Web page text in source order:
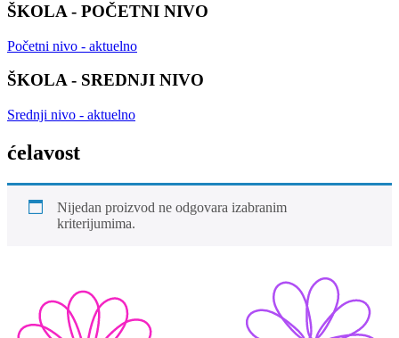
ŠKOLA - POČETNI NIVO
Početni nivo - aktuelno
ŠKOLA - SREDNJI NIVO
Srednji nivo - aktuelno
ćelavost
Nijedan proizvod ne odgovara izabranim
kriterijumima.